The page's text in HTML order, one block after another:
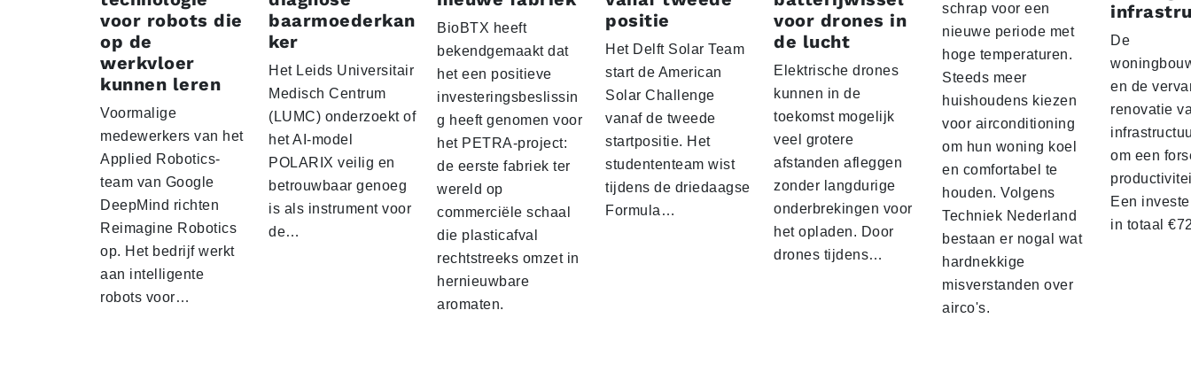
voor robots die
op de
werkvloer
kunnen leren
Voormalige
medewerkers van het
Applied Robotics-
team van Google
DeepMind richten
Reimagine Robotics
op. Het bedrijf werkt
aan intelligente
robots voor…
baarmoederkan
ker
Het Leids Universitair
Medisch Centrum
(LUMC) onderzoekt of
het AI-model
POLARIX veilig en
betrouwbaar genoeg
is als instrument voor
de…
BioBTX heeft
bekendgemaakt dat
het een positieve
investeringsbeslissin
g heeft genomen voor
het PETRA-project:
de eerste fabriek ter
wereld op
commerciële schaal
die plasticafval
rechtstreeks omzet in
hernieuwbare
aromaten.
positie
Het Delft Solar Team
start de American
Solar Challenge
vanaf de tweede
startpositie. Het
studententeam wist
tijdens de driedaagse
Formula…
voor drones in
de lucht
Elektrische drones
kunnen in de
toekomst mogelijk
veel grotere
afstanden afleggen
zonder langdurige
onderbrekingen voor
het opladen. Door
drones tijdens…
schrap voor een
nieuwe periode met
hoge temperaturen.
Steeds meer
huishoudens kiezen
voor airconditioning
om hun woning koel
en comfortabel te
houden. Volgens
Techniek Nederland
bestaan er nogal wat
hardnekkige
misverstanden over
airco's.
De
en de
renovatie
om een
Een
in totaal